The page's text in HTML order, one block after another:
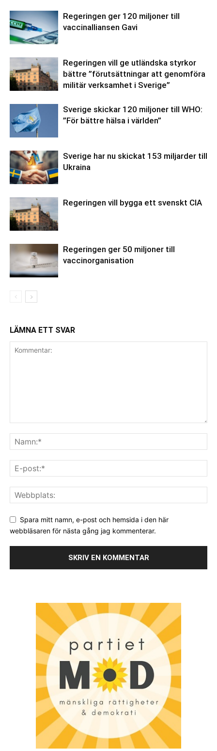
Regeringen ger 120 miljoner till
vaccinalliansen Gavi
Regeringen vill ge utländska styrkor
bättre ”förutsättningar att genomföra
militär verksamhet i Sverige”
Sverige skickar 120 miljoner till WHO:
”För bättre hälsa i världen”
Sverige har nu skickat 153 miljarder till
Ukraina
Regeringen vill bygga ett svenskt CIA
Regeringen ger 50 miljoner till
vaccinorganisation
LÄMNA ETT SVAR
Spara mitt namn, e-post och hemsida i den här
webbläsaren för nästa gång jag kommenterar.